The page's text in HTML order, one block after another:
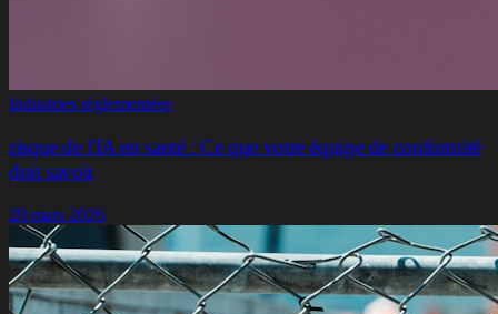
Industries réglementées
risque de l'IA en santé : Ce que votre équipe de conformité
doit savoir
29 mars 2026